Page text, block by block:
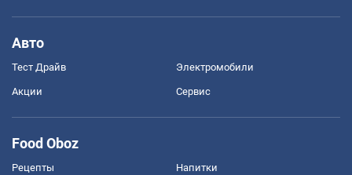
Авто
Тест Драйв Электромобили
Акции Сервис
Food Oboz
Рецепты Напитки